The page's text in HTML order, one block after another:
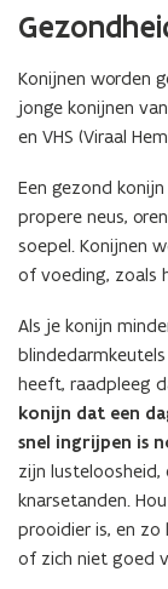
Konijnen worden
jonge konijnen
en VHS (Viraal
Een gezond
propere neus,
soepel. Konijnen
of voeding, zoals
Als je konijn
heeft, raadpleeg
konijn dat een
snel ingrijpen is
zijn
knarsetanden.
prooidier is, en
of zich niet goed